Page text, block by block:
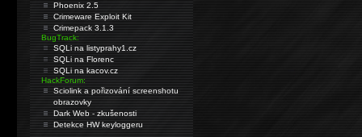
Phoenix 2.5
Crimeware Exploit Kit
Crimepack 3.1.3
BugTrack:
SQLi na listyprahy1.cz
SQLi na Florenc
SQLi na kacov.cz
HackForum:
Sciolink a pořizování screenshotu
obrazovky
Dark Web - zkušenosti
Detekce HW keyloggeru